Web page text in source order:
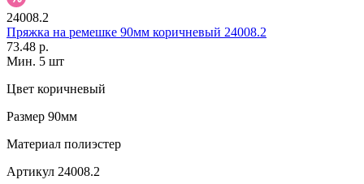
24008.2
Пряжка на ремешке 90мм коричневый 24008.2
73.48 р.
Мин. 5 шт
Цвет коричневый
Размер 90мм
Материал полиэстер
Артикул 24008.2